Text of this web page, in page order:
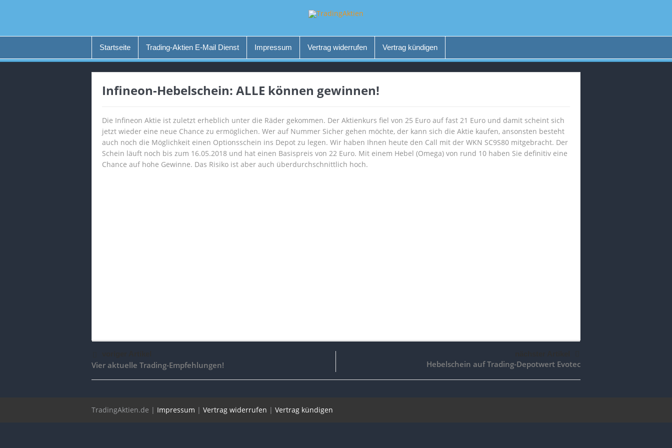
Startseite Trading-Aktien E-Mail Dienst Impressum Vertrag widerrufen Vertrag kündigen
Infineon-Hebelschein: ALLE können gewinnen!
Die Infineon Aktie ist zuletzt erheblich unter die Räder gekommen. Der Aktienkurs fiel von 25 Euro auf fast 21 Euro und damit scheint sich
jetzt wieder eine neue Chance zu ermöglichen. Wer auf Nummer Sicher gehen möchte, der kann sich die Aktie kaufen, ansonsten besteht
auch noch die Möglichkeit einen Optionsschein ins Depot zu legen. Wir haben Ihnen heute den Call mit der WKN SC9S80 mitgebracht. Der
Schein läuft noch bis zum 16.05.2018 und hat einen Basispreis von 22 Euro. Mit einem Hebel (Omega) von rund 10 haben Sie definitiv eine
Chance auf hohe Gewinne. Das Risiko ist aber auch überdurchschnittlich hoch.
Vier aktuelle Trading-Empfehlungen! Hebelschein auf Trading-Depotwert Evotec
TradingAktien.de | Impressum | Vertrag widerrufen | Vertrag kündigen